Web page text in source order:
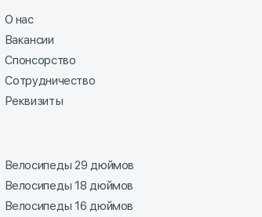
О нас
Вакансии
Спонсорство
Сотрудничество
Реквизиты
Велосипеды 29 дюймов
Велосипеды 18 дюймов
Велосипеды 16 дюймов